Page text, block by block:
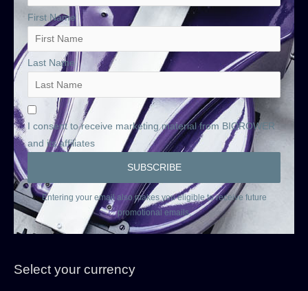
First Name
Last Name
I consent to receive marketing material from BIOROWER
and its affiliates
Entering your email also makes you eligible to receive future
promotional emails.
Select your currency